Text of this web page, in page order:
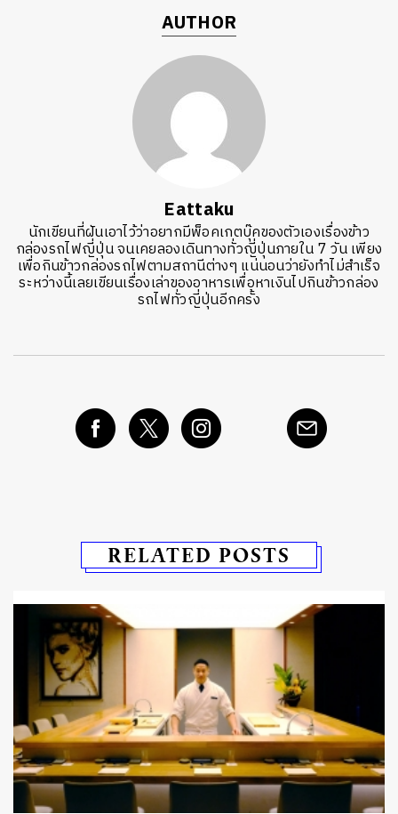
AUTHOR
Eattaku
นักเขียนที่ฝันเอาไว้ว่าอยากมีพ็อคเกตบุ๊คของตัวเองเรื่องข้าว
กล่องรถไฟญี่ปุ่น จนเคยลองเดินทางทั่วญี่ปุ่นภายใน 7 วัน เพียง
เพื่อกินข้าวกล่องรถไฟตามสถานีต่างๆ แน่นอนว่ายังทำไม่สำเร็จ
ระหว่างนี้เลยเขียนเรื่องเล่าของอาหารเพื่อหาเงินไปกินข้าวกล่อง
รถไฟทั่วญี่ปุ่นอีกครั้ง
RELATED POSTS